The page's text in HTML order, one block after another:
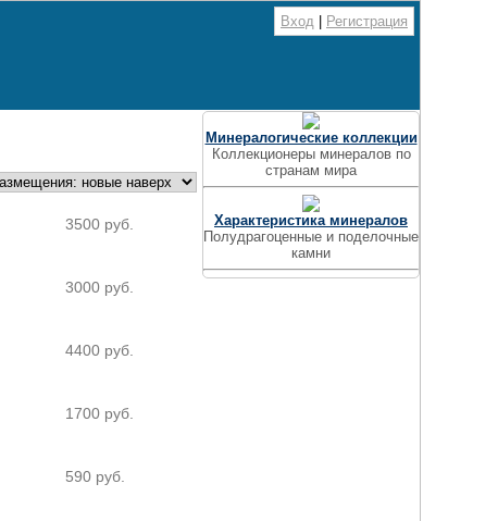
Вход Регистрация
3500 руб.
3000 руб.
4400 руб.
1700 руб.
590 руб.
Минералогические коллекции
Коллекционеры минералов по
странам мира
Характеристика минералов
Полудрагоценные и поделочные
камни